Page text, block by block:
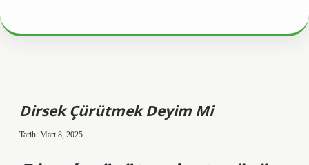
Dirsek Çürütmek Deyim Mi
Tarih: Mart 8, 2025